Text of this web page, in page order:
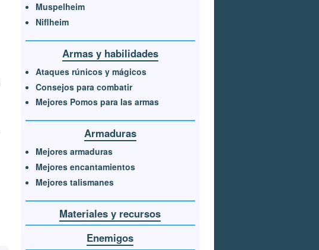
Muspelheim
Niflheim
Armas y habilidades
Ataques rúnicos y mágicos
Consejos para combatir
Mejores Pomos para las armas
Armaduras
Mejores armaduras
Mejores encantamientos
Mejores talismanes
Materiales y recursos
Enemigos